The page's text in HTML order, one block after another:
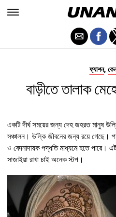
ফ্যাশন,
বাড়ীতে তালাক
একটি দীর্ঘ সময়ের জন্য দেহ জহরত মানুষ
সঞ্চালন। উল্কি জীবনের জন্য রয়ে গেছে।
ও বেদনাদায়ক পদ্ধতি মাধ্যমে হতে পারে।
সাজাইয়া রাখা চাই অনেক স্টপ।